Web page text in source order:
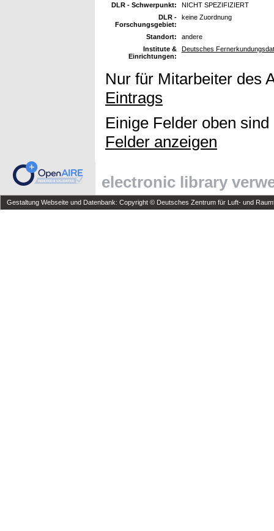
DLR - Schwerpunkt:
NICHT SPEZIFIZIERT
DLR -
Forschungsgebiet:
keine Zuordnung
Standort:
andere
Institute &
Einrichtungen:
Deutsches
Nur für Mitarbeiter des
Eintrags
Einige Felder oben
Felder anzeigen
electronic library
Gestaltung Webseite und Datenbank: Copyright © Deutsches Zentrum für Luft- und